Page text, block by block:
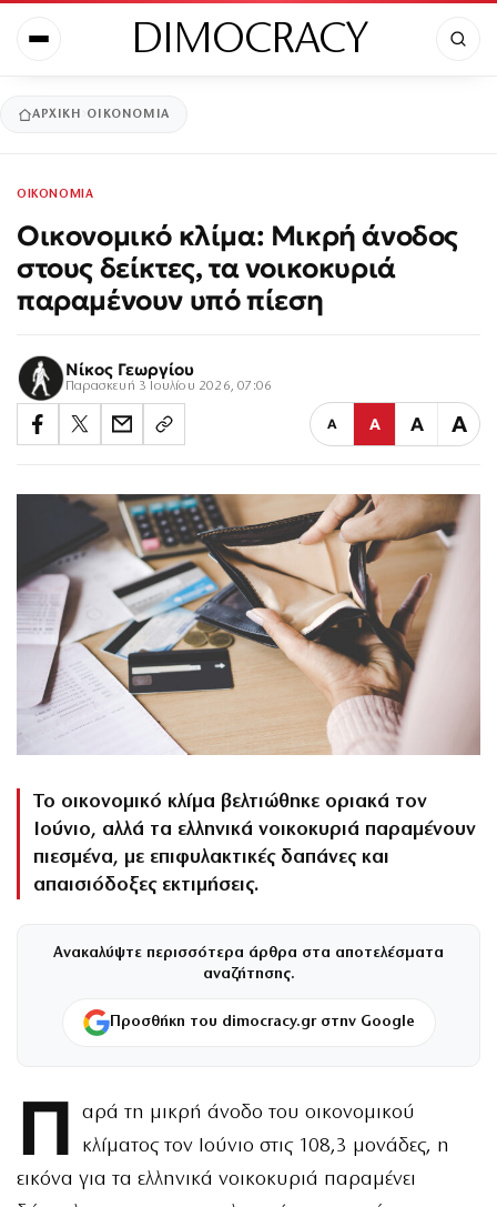
DIMOCRACY
ΑΡΧΙΚΉ ΟΙΚΟΝΟΜΙΑ
ΟΙΚΟΝΟΜΙΑ
Οικονομικό κλίμα: Μικρή άνοδος
στους δείκτες, τα νοικοκυριά
παραμένουν υπό πίεση
Νίκος Γεωργίου
Παρασκευή 3 Ιουλίου 2026, 07:06
Α Α Α Α
Το οικονομικό κλίμα βελτιώθηκε οριακά τον
Ιούνιο, αλλά τα ελληνικά νοικοκυριά παραμένουν
πιεσμένα, με επιφυλακτικές δαπάνες και
απαισιόδοξες εκτιμήσεις.
Ανακαλύψτε περισσότερα άρθρα στα αποτελέσματα
αναζήτησης.
Προσθήκη του dimocracy.gr στην Google
Π
αρά τη μικρή άνοδο του οικονομικού
κλίματος τον Ιούνιο στις 108,3 μονάδες, η
εικόνα για τα ελληνικά νοικοκυριά παραμένει